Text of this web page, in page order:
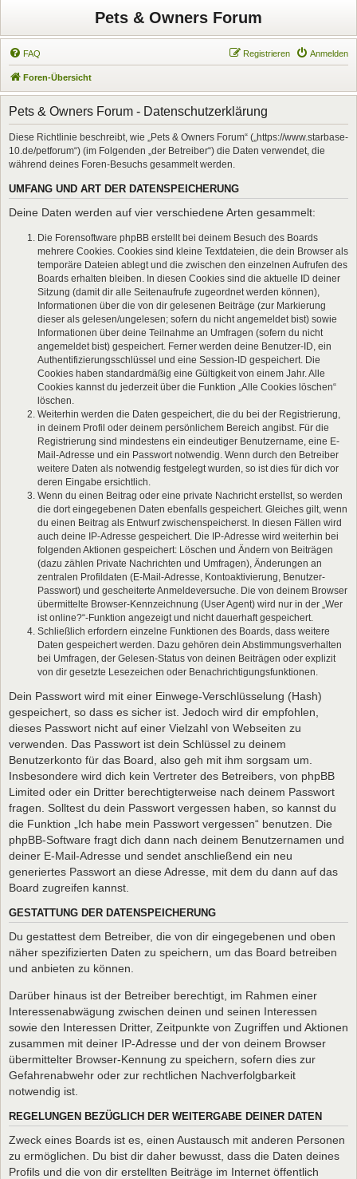
Pets & Owners Forum
FAQ Anmelden
Registrieren
Foren-Übersicht
Pets & Owners Forum - Datenschutzerklärung
Diese Richtlinie beschreibt, wie „Pets & Owners Forum“ („https://www.starbase-
10.de/petforum“) (im Folgenden „der Betreiber“) die Daten verwendet, die
während deines Foren-Besuchs gesammelt werden.
UMFANG UND ART DER DATENSPEICHERUNG
Deine Daten werden auf vier verschiedene Arten gesammelt:
Die Forensoftware phpBB erstellt bei deinem Besuch des Boards
mehrere Cookies. Cookies sind kleine Textdateien, die dein Browser als
temporäre Dateien ablegt und die zwischen den einzelnen Aufrufen des
Boards erhalten bleiben. In diesen Cookies sind die aktuelle ID deiner
Sitzung (damit dir alle Seitenaufrufe zugeordnet werden können),
Informationen über die von dir gelesenen Beiträge (zur Markierung
dieser als gelesen/ungelesen; sofern du nicht angemeldet bist) sowie
Informationen über deine Teilnahme an Umfragen (sofern du nicht
angemeldet bist) gespeichert. Ferner werden deine Benutzer-ID, ein
Authentifizierungsschlüssel und eine Session-ID gespeichert. Die
Cookies haben standardmäßig eine Gültigkeit von einem Jahr. Alle
Cookies kannst du jederzeit über die Funktion „Alle Cookies löschen“
löschen.
Weiterhin werden die Daten gespeichert, die du bei der Registrierung,
in deinem Profil oder deinem persönlichem Bereich angibst. Für die
Registrierung sind mindestens ein eindeutiger Benutzername, eine E-
Mail-Adresse und ein Passwort notwendig. Wenn durch den Betreiber
weitere Daten als notwendig festgelegt wurden, so ist dies für dich vor
deren Eingabe ersichtlich.
Wenn du einen Beitrag oder eine private Nachricht erstellst, so werden
die dort eingegebenen Daten ebenfalls gespeichert. Gleiches gilt, wenn
du einen Beitrag als Entwurf zwischenspeicherst. In diesen Fällen wird
auch deine IP-Adresse gespeichert. Die IP-Adresse wird weiterhin bei
folgenden Aktionen gespeichert: Löschen und Ändern von Beiträgen
(dazu zählen Private Nachrichten und Umfragen), Änderungen an
zentralen Profildaten (E-Mail-Adresse, Kontoaktivierung, Benutzer-
Passwort) und gescheiterte Anmeldeversuche. Die von deinem Browser
übermittelte Browser-Kennzeichnung (User Agent) wird nur in der „Wer
ist online?“-Funktion angezeigt und nicht dauerhaft gespeichert.
Schließlich erfordern einzelne Funktionen des Boards, dass weitere
Daten gespeichert werden. Dazu gehören dein Abstimmungsverhalten
bei Umfragen, der Gelesen-Status von deinen Beiträgen oder explizit
von dir gesetzte Lesezeichen oder Benachrichtigungsfunktionen.
Dein Passwort wird mit einer Einwege-Verschlüsselung (Hash)
gespeichert, so dass es sicher ist. Jedoch wird dir empfohlen,
dieses Passwort nicht auf einer Vielzahl von Webseiten zu
verwenden. Das Passwort ist dein Schlüssel zu deinem
Benutzerkonto für das Board, also geh mit ihm sorgsam um.
Insbesondere wird dich kein Vertreter des Betreibers, von phpBB
Limited oder ein Dritter berechtigterweise nach deinem Passwort
fragen. Solltest du dein Passwort vergessen haben, so kannst du
die Funktion „Ich habe mein Passwort vergessen“ benutzen. Die
phpBB-Software fragt dich dann nach deinem Benutzernamen und
deiner E-Mail-Adresse und sendet anschließend ein neu
generiertes Passwort an diese Adresse, mit dem du dann auf das
Board zugreifen kannst.
GESTATTUNG DER DATENSPEICHERUNG
Du gestattest dem Betreiber, die von dir eingegebenen und oben
näher spezifizierten Daten zu speichern, um das Board betreiben
und anbieten zu können.
Darüber hinaus ist der Betreiber berechtigt, im Rahmen einer
Interessenabwägung zwischen deinen und seinen Interessen
sowie den Interessen Dritter, Zeitpunkte von Zugriffen und Aktionen
zusammen mit deiner IP-Adresse und der von deinem Browser
übermittelter Browser-Kennung zu speichern, sofern dies zur
Gefahrenabwehr oder zur rechtlichen Nachverfolgbarkeit
notwendig ist.
REGELUNGEN BEZÜGLICH DER WEITERGABE DEINER DATEN
Zweck eines Boards ist es, einen Austausch mit anderen Personen
zu ermöglichen. Du bist dir daher bewusst, dass die Daten deines
Profils und die von dir erstellten Beiträge im Internet öffentlich